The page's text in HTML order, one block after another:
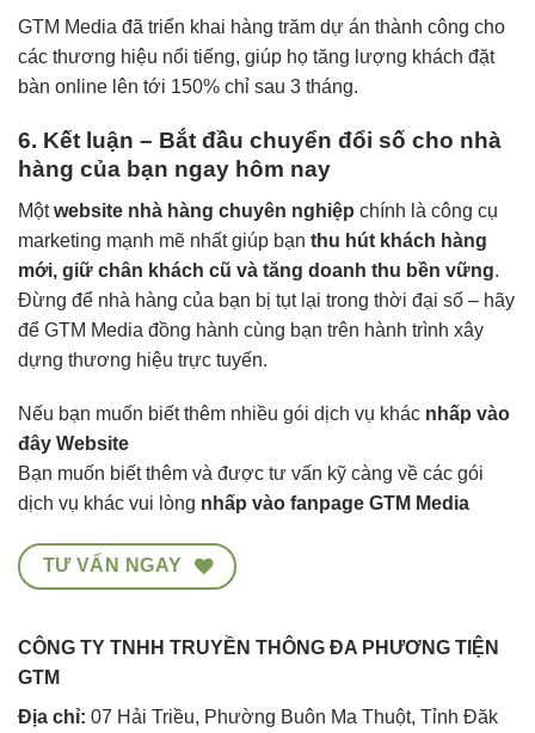
GTM Media đã triển khai hàng trăm dự án thành công cho
các thương hiệu nổi tiếng, giúp họ tăng lượng khách đặt
bàn online lên tới 150% chỉ sau 3 tháng.
6. Kết luận – Bắt đầu chuyển đổi số cho nhà
hàng của bạn ngay hôm nay
Mộtwebsite nhà hàng chuyên nghiệp chính là công cụ
marketing mạnh mẽ nhất giúp bạn thu hút khách hàng
mới, giữ chân khách cũ và tăng doanh thu bền vững.
Đừng để nhà hàng của bạn bị tụt lại trong thời đại số – hãy
để GTM Media đồng hành cùng bạn trên hành trình xây
dựng thương hiệu trực tuyến.
Nếu bạn muốn biết thêm nhiều gói dịch vụ khác nhấp vào
đây Website
Bạn muốn biết thêm và được tư vấn kỹ càng về các gói
dịch vụ khác vui lòng nhấp vào fanpage GTM Media
TƯ VẤN NGAY
CÔNG TY TNHH TRUYỀN THÔNG ĐA PHƯƠNG TIỆN
GTM
Địa chỉ: 07 Hải Triều, Phường Buôn Ma Thuột, Tỉnh Đăk